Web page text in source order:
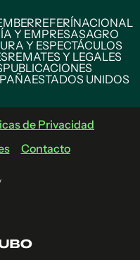
REFERÍNACIONAL
Y EMPRESASAGRO
Y ESPECTÁCULOS
REMATES Y LEGALES
PUBLICACIONES
ESTADOS UNIDOS
de Privacidad
Contacto